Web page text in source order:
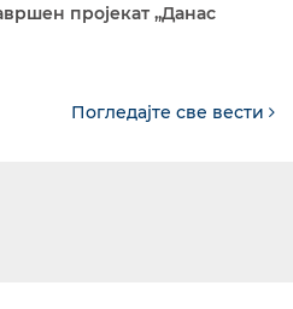
пројекат „Данас
Погледајте све вести